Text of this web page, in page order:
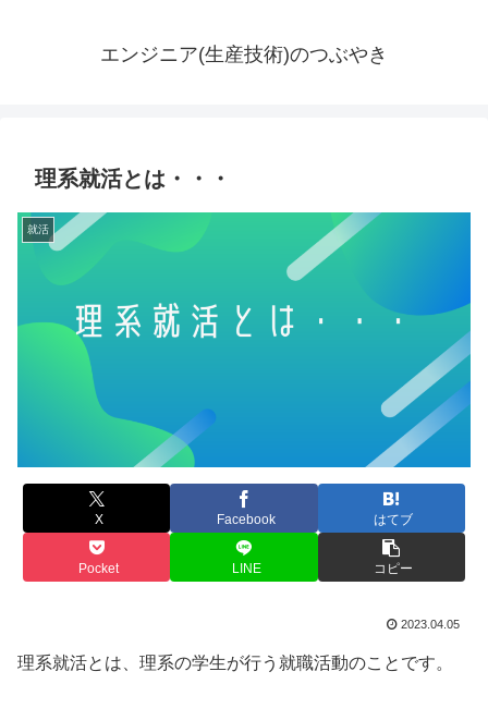
エンジニア(生産技術)のつぶやき
理系就活とは・・・
就活
X Facebook はてブ
Pocket LINE コピー
2023.04.05
理系就活とは、理系の学生が行う就職活動のことです。